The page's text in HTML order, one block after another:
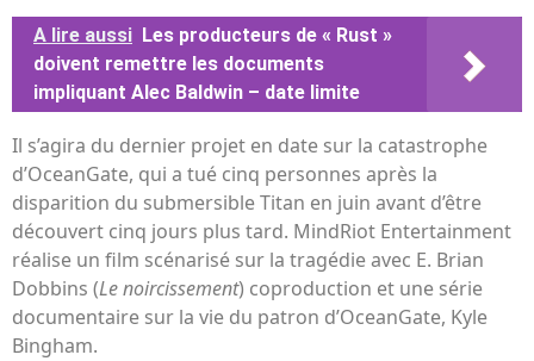
A lire aussi Les producteurs de « Rust »
doivent remettre les documents
impliquant Alec Baldwin – date limite
Il s’agira du dernier projet en date sur la catastrophe
d’OceanGate, qui a tué cinq personnes après la
disparition du submersible Titan en juin avant d’être
découvert cinq jours plus tard. MindRiot Entertainment
réalise un film scénarisé sur la tragédie avec E. Brian
Dobbins (Le noircissement) coproduction et une série
documentaire sur la vie du patron d’OceanGate, Kyle
Bingham.